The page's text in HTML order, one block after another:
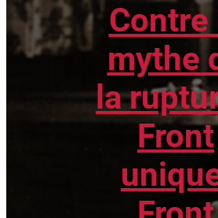
Contre
mythe
la
Front